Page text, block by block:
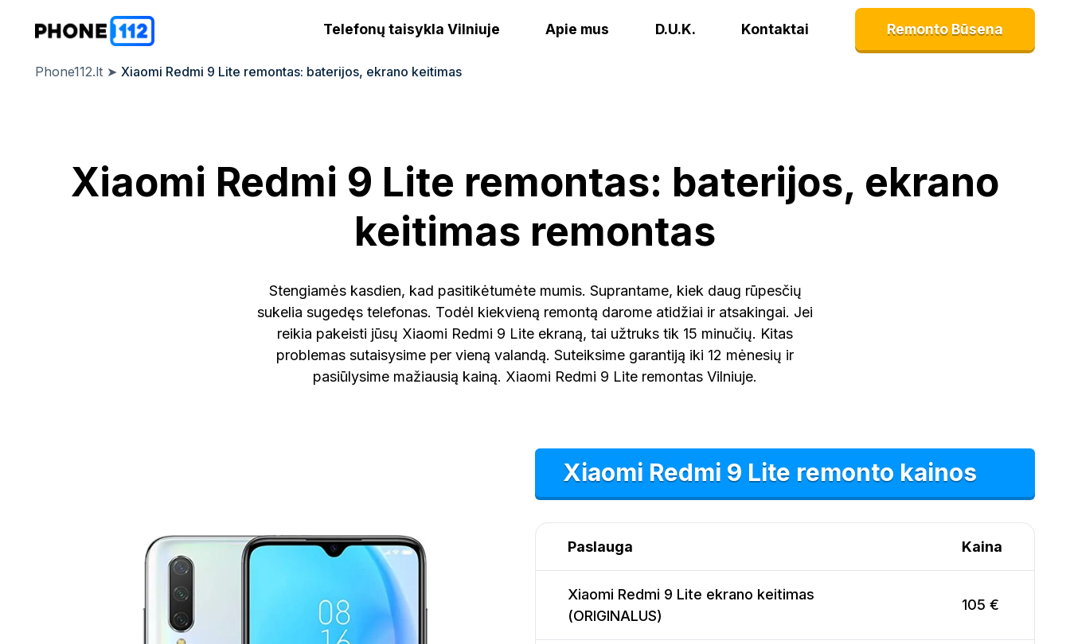
Telefonų taisykla Vilniuje Apie mus D.U.K. Kontaktai Remonto Būsena
Phone112.lt ➤ Xiaomi Redmi 9 Lite remontas: baterijos, ekrano keitimas
Xiaomi Redmi 9 Lite remontas: baterijos, ekrano
keitimas remontas
Stengiamės kasdien, kad pasitikėtumėte mumis. Suprantame, kiek daug rūpesčių
sukelia sugedęs telefonas. Todėl kiekvieną remontą darome atidžiai ir atsakingai. Jei
reikia pakeisti jūsų Xiaomi Redmi 9 Lite ekraną, tai užtruks tik 15 minučių. Kitas
problemas sutaisysime per vieną valandą. Suteiksime garantiją iki 12 mėnesių ir
pasiūlysime mažiausią kainą. Xiaomi Redmi 9 Lite remontas Vilniuje.
Xiaomi Redmi 9 Lite remonto kainos
Paslauga Kaina
Xiaomi Redmi 9 Lite ekrano keitimas
(ORIGINALUS)
105 €